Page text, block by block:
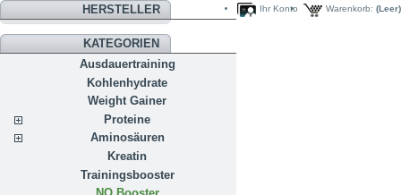
Warenkorb: (Leer)
Ihr Konto
HERSTELLER
KATEGORIEN
Ausdauertraining
Kohlenhydrate
Weight Gainer
Proteine
Aminosäuren
Kreatin
Trainingsbooster